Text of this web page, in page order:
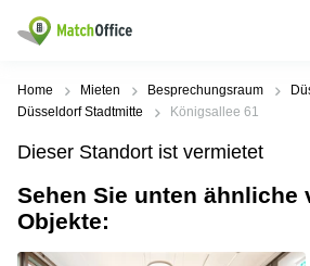
Mieten / Vermieten
Produktseiten
Büro
mieten
Beliebte
Städte
Büro
mieten
Beliebte
Suchanfragen
Regus
Dortmund
Hilfe
Über uns
Büro vermieten
Home Mieten Besprechungsraum
Düsseldorf Stadtmitte
Königsallee 61
Dieser Standort ist vermietet
Sehen Sie unten ähnliche
Objekte: